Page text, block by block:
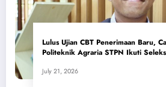
Lulus Ujian CBT Penerimaan Baru,
Politeknik Agraria STPN Ikuti
July 21, 2026